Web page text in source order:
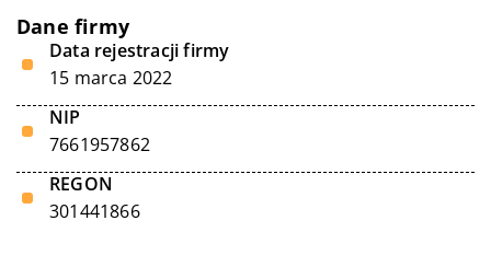
Dane firmy
Data rejestracji firmy
15 marca 2022
NIP
7661957862
REGON
301441866